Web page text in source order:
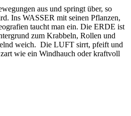
aus und springt über, so
Ins WASSER mit seinen Pflanzen,
taucht man ein. Die ERDE ist
zum Krabbeln, Rollen und
weich. Die LUFT sirrt, pfeift und
wie ein Windhauch oder kraftvoll